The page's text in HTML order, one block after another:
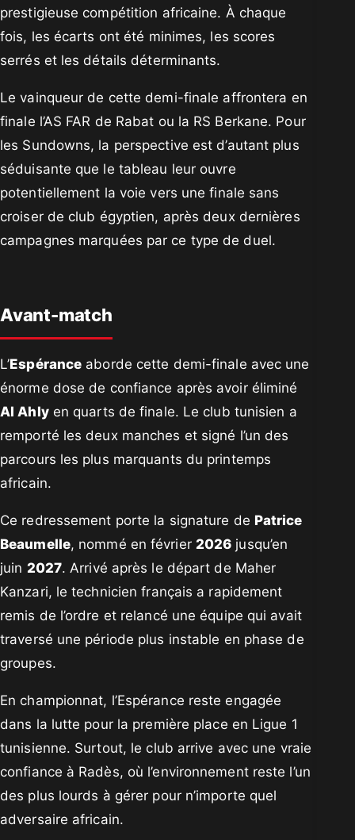
prestigieuse compétition africaine. À chaque
fois, les écarts ont été minimes, les scores
serrés et les détails déterminants.
Le vainqueur de cette demi-finale affrontera en
finale l’AS FAR de Rabat ou la RS Berkane. Pour
les Sundowns, la perspective est d’autant plus
séduisante que le tableau leur ouvre
potentiellement la voie vers une finale sans
croiser de club égyptien, après deux dernières
campagnes marquées par ce type de duel.
Avant-match
L’Espérance aborde cette demi-finale avec une
énorme dose de confiance après avoir éliminé
Al Ahlyen quarts de finale. Le club tunisien a
remporté les deux manches et signé l’un des
parcours les plus marquants du printemps
africain.
Ce redressement porte la signature de Patrice
Beaumelle, nommé en février 2026 jusqu’en
juin 2027. Arrivé après le départ de Maher
Kanzari, le technicien français a rapidement
remis de l’ordre et relancé une équipe qui avait
traversé une période plus instable en phase de
groupes.
En championnat, l’Espérance reste engagée
dans la lutte pour la première place en Ligue 1
tunisienne. Surtout, le club arrive avec une vraie
confiance à Radès, où l’environnement reste l’un
des plus lourds à gérer pour n’importe quel
adversaire africain.